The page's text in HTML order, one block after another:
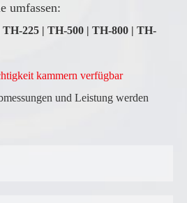
umfassen:
TH-225 | TH-500 | TH-800 | TH-
kammern verfügbar
und Leistung werden